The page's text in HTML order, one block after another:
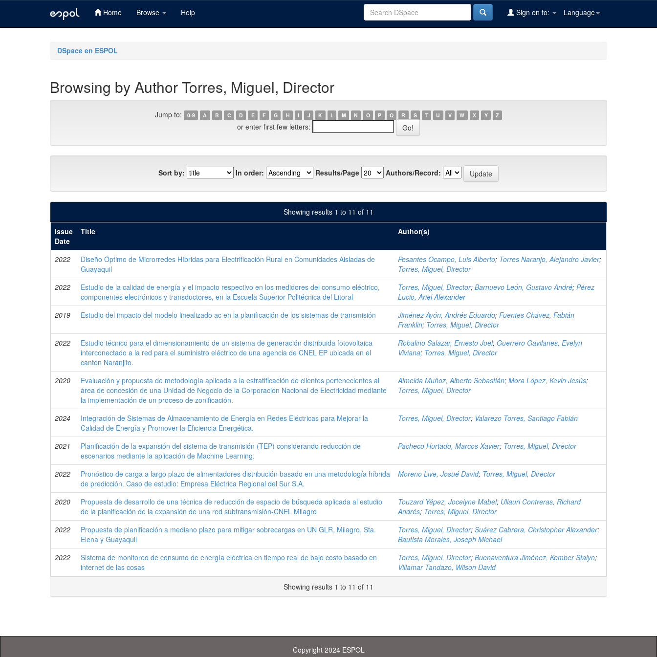
Home Browse Help Language
Sign on to:
DSpace en ESPOL
Browsing by Author Torres, Miguel, Director
Jump to: 0-9 A B C D E F G H I J K L M N O P Q R S T U V W X Y Z
or enter first few letters:
Sort by: In order: Results/Page Authors/Record:
Showing results 1 to 11 of 11
Issue
Date
Title Author(s)
2022
Diseño Óptimo de Microrredes Híbridas para Electrificación Rural en Comunidades Aisladas de
Guayaquil
Pesantes Ocampo, Luis Alberto; Torres Naranjo, Alejandro Javier;
Torres, Miguel, Director
2022
Estudio de la calidad de energía y el impacto respectivo en los medidores del consumo eléctrico,
componentes electrónicos y transductores, en la Escuela Superior Politécnica del Litoral
Torres, Miguel, Director; Barnuevo León, Gustavo André; Pérez
Lucio, Ariel Alexander
2019
Estudio del impacto del modelo linealizado ac en la planificación de los sistemas de transmisión Jiménez Ayón, Andrés Eduardo; Fuentes Chávez, Fabián
Franklin; Torres, Miguel, Director
2022
Estudio técnico para el dimensionamiento de un sistema de generación distribuida fotovoltaica
interconectado a la red para el suministro eléctrico de una agencia de CNEL EP ubicada en el
cantón Naranjito.
Robalino Salazar, Ernesto Joel; Guerrero Gavilanes, Evelyn
Viviana; Torres, Miguel, Director
2020
Evaluación y propuesta de metodología aplicada a la estratificación de clientes pertenecientes al
área de concesión de una Unidad de Negocio de la Corporación Nacional de Electricidad mediante
la implementación de un proceso de zonificación.
Almeida Muñoz, Alberto Sebastián; Mora López, Kevin Jesús;
Torres, Miguel, Director
2024
Integración de Sistemas de Almacenamiento de Energía en Redes Eléctricas para Mejorar la
Calidad de Energía y Promover la Eficiencia Energética.
Torres, Miguel, Director; Valarezo Torres, Santiago Fabián
2021
Planificación de la expansión del sistema de transmisión (TEP) considerando reducción de
escenarios mediante la aplicación de Machine Learning.
Pacheco Hurtado, Marcos Xavier; Torres, Miguel, Director
2022
Pronóstico de carga a largo plazo de alimentadores distribución basado en una metodología híbrida
de predicción. Caso de estudio: Empresa Eléctrica Regional del Sur S.A.
Moreno Live, Josué David; Torres, Miguel, Director
2020
Propuesta de desarrollo de una técnica de reducción de espacio de búsqueda aplicada al estudio
de la planificación de la expansión de una red subtransmisión-CNEL Milagro
Touzard Yépez, Jocelyne Mabel; Ullauri Contreras, Richard
Andrés; Torres, Miguel, Director
2022
Propuesta de planificación a mediano plazo para mitigar sobrecargas en UN GLR, Milagro, Sta.
Elena y Guayaquil
Torres, Miguel, Director; Suárez Cabrera, Christopher Alexander;
Bautista Morales, Joseph Michael
2022
Sistema de monitoreo de consumo de energía eléctrica en tiempo real de bajo costo basado en
internet de las cosas
Torres, Miguel, Director; Buenaventura Jiménez, Kember Stalyn;
Villamar Tandazo, Wilson David
Showing results 1 to 11 of 11
Copyright 2024 ESPOL